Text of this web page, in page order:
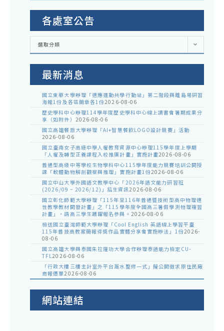
各處室公告
各
室
選取分類
最新消息
國立東華大學辦理「適應運動共學行動站」第二階段與離島場研習
海報1份及各區簡章各1份2026-08-06
歷史學科中心辦理114學年度歷史學科中心線上讀書會暑期成果分
享（如附件） 2026-08-06
國立高雄餐旅大學辦理「AI+智慧餐飲LOGO設計競賽」活動
2026-08-06
國立臺南女子高級中學人權教育資源中心辦理115學年度上學期
「人權及轉型正義課程入校推廣計畫」實施計畫2026-08-06
普通型高級中等學校生物學科中心115學年度能力競賽培訓公開授
課「軟體動物解剖觀察與推理」實施計畫1份2026-08-06
國立中山大學外國語文教學中心「2026年語文能力研習班
(2026/09 ~ 2026/12)」招生資訊2026-08-06
國立彰化師範大學辦理「115年至116年普通暨技術型高中物理適
性教學教材開發計畫」之「115學年度全國高三暑假學測物理複習
計畫」，請高三學生踴躍報名參與。 2026-08-06
檢送國立臺灣師範大學辦理「Cool English 英語線上學習平臺
115年普技高教案簡報得獎作品實體分享會實施辦法」1份2026-
08-06
國立高雄大學與泰國朱拉隆功大學合作辦理泰語能力檢定CU-
TFL2026-08-06
「行政大樓三樓主計室外平台漏水整修一式」擬公開徵求原住民廠
商報價單2026-08-06
網站連結